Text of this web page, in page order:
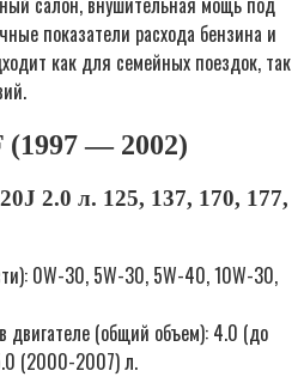
показатели расхода бензина и
как для семейных поездок, так
(1997 — 2002)
2.0 л. 125, 137, 170, 177,
0W-30, 5W-30, 5W-40, 10W-30,
двигателе (общий объем): 4.0 (до
(2000-2007) л.